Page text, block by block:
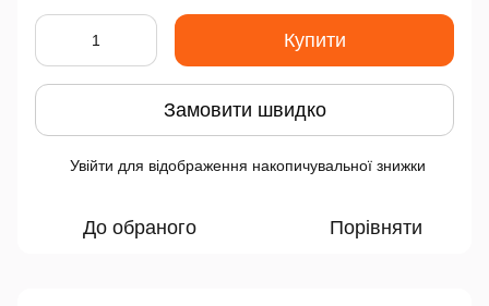
Купити
Замовити швидко
Увійти для відображення накопичувальної знижки
До обраного Порівняти